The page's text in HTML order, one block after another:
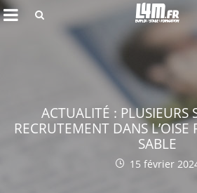
ACTUALITÉ : PLUSIEURS
RECRUTEMENT DANS
SABLE
15 février